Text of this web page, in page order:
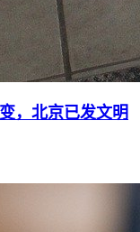
，北京已发文明